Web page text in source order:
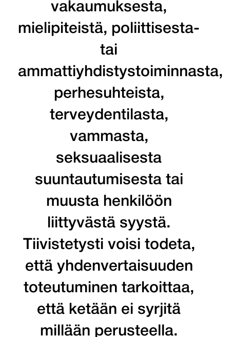
vakaumuksesta,
mielipiteistä, poliittisesta-
tai
ammattiyhdistystoiminnasta,
perhesuhteista,
terveydentilasta,
vammasta,
seksuaalisesta
suuntautumisesta tai
muusta henkilöön
liittyvästä syystä.
Tiivistetysti voisi todeta,
että yhdenvertaisuuden
toteutuminen tarkoittaa,
että ketään ei syrjitä
millään perusteella.